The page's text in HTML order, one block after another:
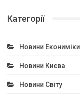
Категорії
Новини Екониміки
Новини Києва
Новини Світу